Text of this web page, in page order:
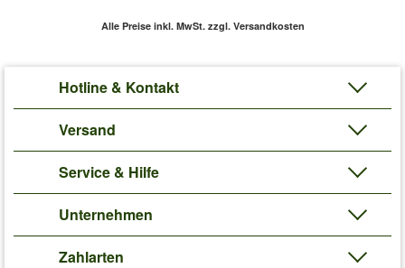
Alle Preise inkl. MwSt. zzgl. Versandkosten
Hotline & Kontakt
Versand
Service & Hilfe
Unternehmen
Zahlarten